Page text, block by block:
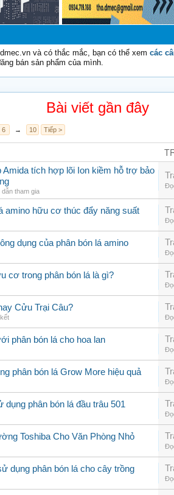
và có thắc mắc, bạn có thể xem các
bán sản phẩm của mình.
Bài viết gần đây
6 → 10 Tiếp >
tích hợp lõi Ion kiềm hỗ trợ bảo
tham gia
amino hữu cơ thúc đẩy năng suất
dụng của phân bón lá amino
cơ trong phân bón lá là gì?
Cửu Trại Câu?
phân bón lá cho hoa lan
phân bón lá Grow More hiệu quả
dụng phân bón lá đầu trâu 501
Toshiba Cho Văn Phòng Nhỏ
dụng phân bón lá cho cây trồng